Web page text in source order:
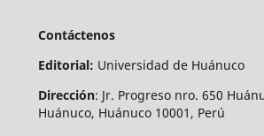
Contáctenos
Editorial: Universidad de Huánuco
Dirección: Jr. Progreso nro. 650
Huánuco, Huánuco 10001, Perú